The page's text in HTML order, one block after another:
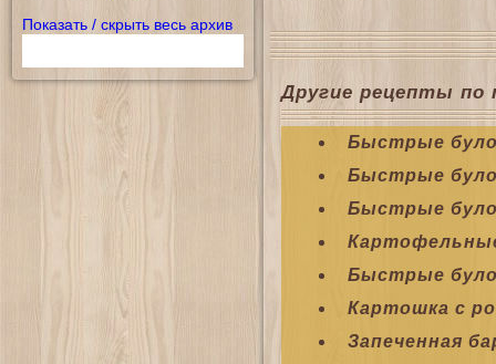
Показать / скрыть весь архив
Другие рецепты по
Быстрые
Быстрые
Быстрые
Быстрые
Картошка с
Запеченная